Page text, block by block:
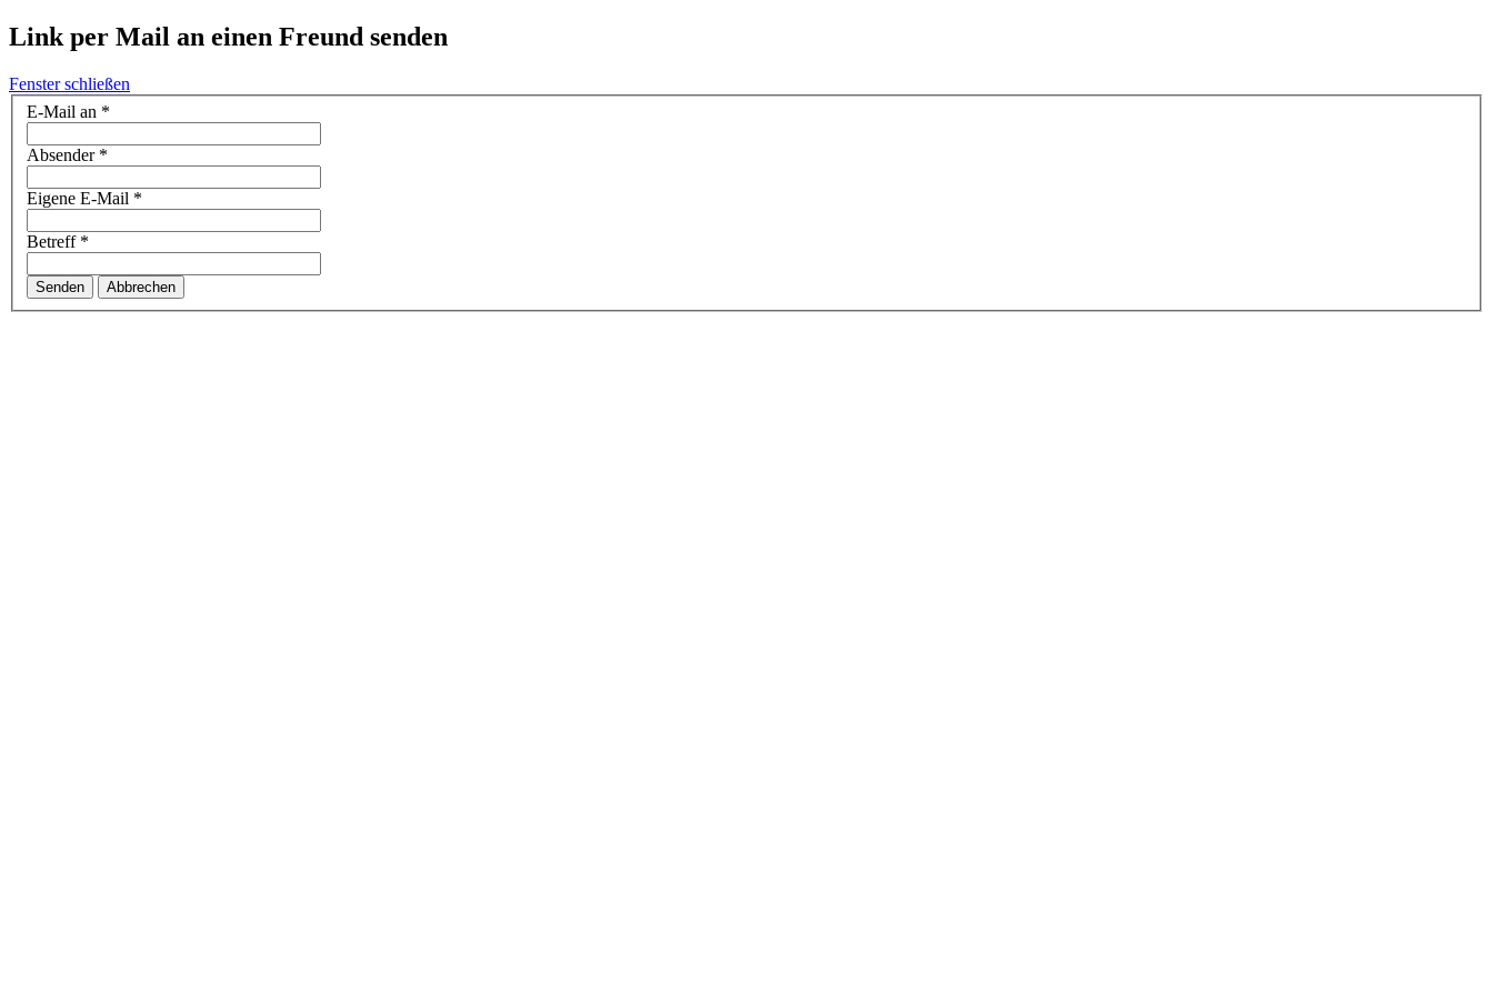
Link per Mail an einen Freund senden
Fenster schließen
E-Mail an *
Absender*
Eigene E-Mail *
Betreff*
Senden Abbrechen